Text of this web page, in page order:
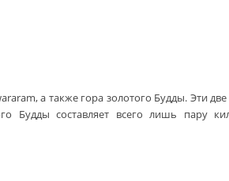
а также гора золотого Будды. Эти
Будды составляет всего лишь пару